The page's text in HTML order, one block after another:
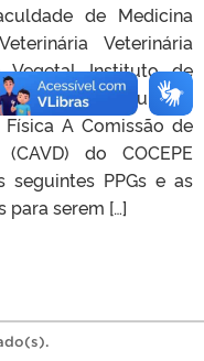
de Medicina
Veterinária
Vegetal Instituto de
e Patrimônio Cultural
A Comissão de
do COCEPE
PPGs e as
para serem […]